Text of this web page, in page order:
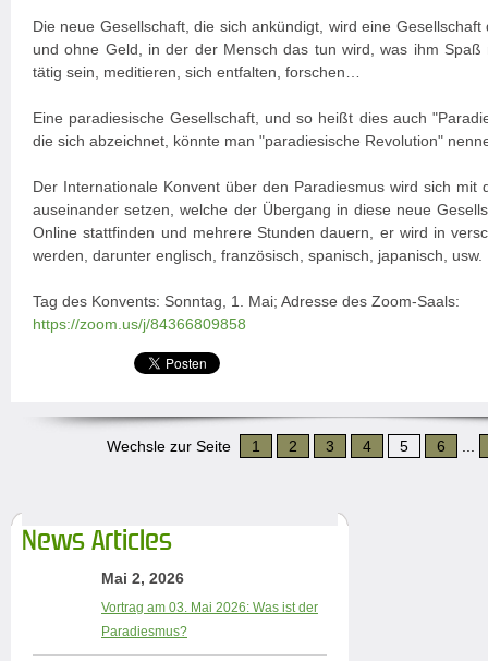
Die neue Gesellschaft, die sich ankündigt, wird eine
und ohne Geld, in der der Mensch das tun wird, was ihm Spaß
tätig sein, meditieren, sich entfalten, forschen…
Eine paradiesische Gesellschaft, und so heißt dies auch
die sich abzeichnet, könnte man "paradiesische Revolution"
Der Internationale Konvent über den Paradiesmus wird sich mit
auseinander setzen, welche der Übergang in diese neue
Online stattfinden und mehrere Stunden dauern, er wird in
werden, darunter englisch, französisch, spanisch, japanisch, usw.
Tag des Konvents: Sonntag, 1. Mai; Adresse des Zoom-Saals:
https://zoom.us/j/84366809858
Wechsle zur Seite 1 2 3 4 5 6
News Articles
Mai 2, 2026
Vortrag am 03. Mai 2026: Was ist der
Paradiesmus?